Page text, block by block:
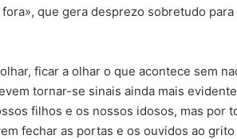
que gera desprezo sobretudo
ficar a olhar o que acontece sem
tornar-se sinais ainda mais
filhos e os nossos idosos, mas por
fechar as portas e os ouvidos ao